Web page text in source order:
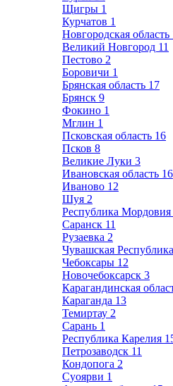
Щигры 1
Курчатов 1
Новгородская область
Великий Новгород 11
Пестово 2
Боровичи 1
Брянская область 17
Брянск 9
Фокино 1
Мглин 1
Псковская область 16
Псков 8
Великие Луки 3
Ивановская область 16
Иваново 12
Шуя 2
Республика Мордовия
Саранск 11
Рузаевка 2
Чувашская
Чебоксары 12
Новочебоксарск 3
Карагандинская
Караганда 13
Темиртау 2
Сарань 1
Республика Карелия
Петрозаводск 11
Кондопога 2
Суоярви 1